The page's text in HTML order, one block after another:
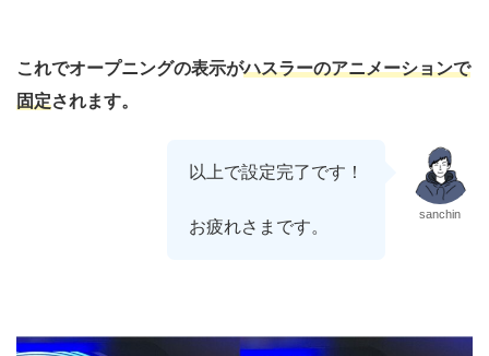
これでオープニングの表示がハスラーのアニメーションで
固定されます。
以上で設定完了です！
お疲れさまです。
sanchin